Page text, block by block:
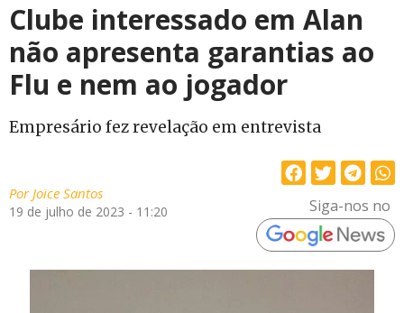
Clube interessado em Alan
não apresenta garantias ao
Flu e nem ao jogador
Empresário fez revelação em entrevista
PorJoice Santos
19 de julho de 2023 - 11:20 Siga-nos no